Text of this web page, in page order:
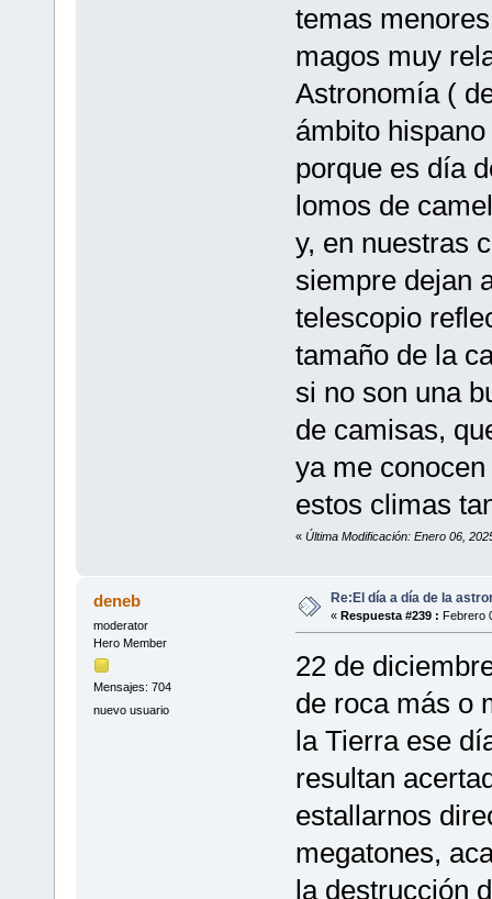
temas
magos muy
Astronomía (
ámbito
porque es día
lomos de
y, en nuestras
siempre dejan
telescopio
tamaño de la
si no son una
de camisas,
ya me
estos climas
« Última Modificación: Enero 06,
deneb
moderator
Hero Member
Mensajes: 704
nuevo usuario
Re:El día a día de la
« Respuesta #239 : Febrero
22 de
de roca más o
la Tierra ese
resultan
estallarnos
megatones,
la destrucción